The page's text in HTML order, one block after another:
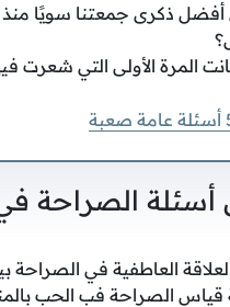
ذكرى جمعتنا سويًا منذ
المرة الأولى التي شعرت
صعبة
أسئلة الصراحة
العاطفية في الصراحة
الصراحة فب الحب